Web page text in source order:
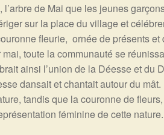
de Mai que les jeunes
sur la place du village et
fleurie, ornée de présents et
toute la communauté se
ainsi l’union de la Déesse et du
dansait et chantait autour du mât.
tandis que la couronne de
féminine de cette